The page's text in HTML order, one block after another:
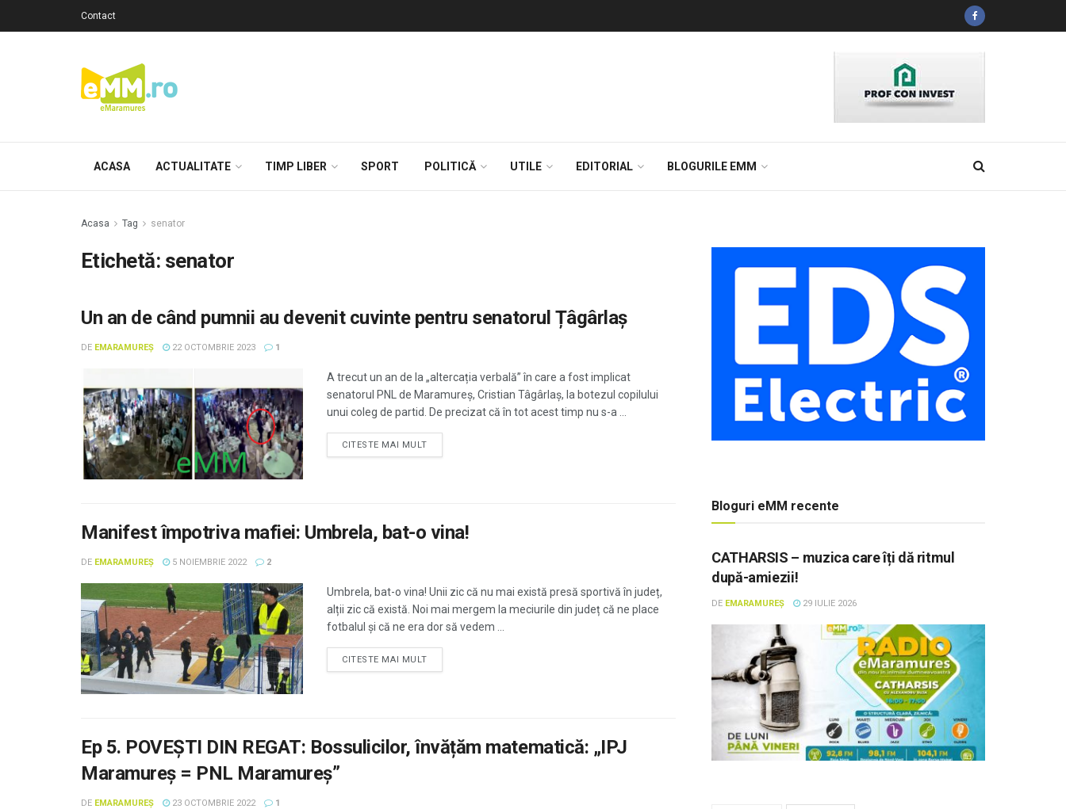
Contact
ACASA ACTUALITATE TIMP LIBER SPORT POLITICĂ UTILE EDITORIAL BLOGURILE EMM
Acasa Tag senator
Etichetă: senator
Un an de când pumnii au devenit cuvinte pentru senatorul Țâgârlaș
DE EMARAMUREȘ 22 OCTOMBRIE 2023 1
A trecut un an de la „altercația verbală” în care a fost implicat
senatorul PNL de Maramureș, Cristian Tâgârlaș, la botezul copilului
unui coleg de partid. De precizat că în tot acest timp nu s-a ...
CITESTE MAI MULT
Manifest împotriva mafiei: Umbrela, bat-o vina!
DE EMARAMUREȘ 5 NOIEMBRIE 2022 2
Umbrela, bat-o vina! Unii zic că nu mai există presă sportivă în județ,
alții zic că există. Noi mai mergem la meciurile din județ că ne place
fotbalul și că ne era dor să vedem ...
CITESTE MAI MULT
Ep 5. POVEȘTI DIN REGAT: Bossulicilor, învățăm matematică: „IPJ
Maramureș = PNL Maramureș”
DE EMARAMUREȘ 23 OCTOMBRIE 2022 1
Bloguri eMM recente
CATHARSIS – muzica care îți dă ritmul
după-amiezii!
DE EMARAMUREȘ 29 IULIE 2026